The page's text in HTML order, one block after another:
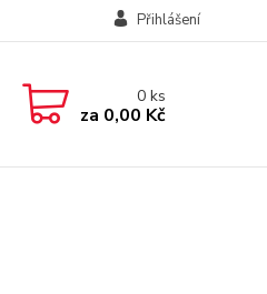
Přihlášení
0ks
za 0,00 Kč